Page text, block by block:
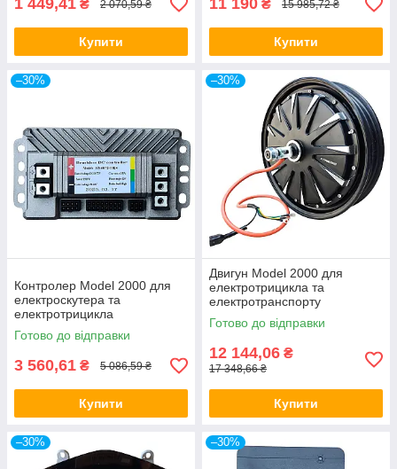
1 449,41 ₴ 2 070,59 ₴
Купити
11 190 ₴ 15 985,72 ₴
Купити
–30%
Контролер Model 2000 для
електроскутера та
електротрицикла
Готово до відправки
3 560,61 ₴ 5 086,59 ₴
Купити
–30%
Двигун Model 2000 для
електротрицикла та
електротранспорту
Готово до відправки
12 144,06 ₴
17 348,66 ₴
Купити
–30% –30%